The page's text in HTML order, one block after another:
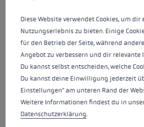
Farben beige
Dieses T-Shirt aus 100 %
Diese Website verwendet Cookies, um
Nutzungserlebnis zu bieten. Einige
für den Betrieb der Seite, während
Angebot zu verbessern und dir relevante
Du kannst selbst entscheiden, welche
Du kannst deine Einwilligung jederzeit
Einstellungen" am unteren Rand der
Weitere Informationen findest du in
Datenschutzerklärung.